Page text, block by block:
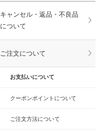
キャンセル・返品・不良品
について
ご注文について
お支払いについて
クーポンポイントについて
ご注文方法について